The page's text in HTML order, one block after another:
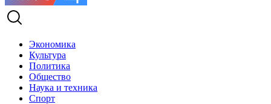
Экономика
Культура
Политика
Общество
Наука и техника
Спорт